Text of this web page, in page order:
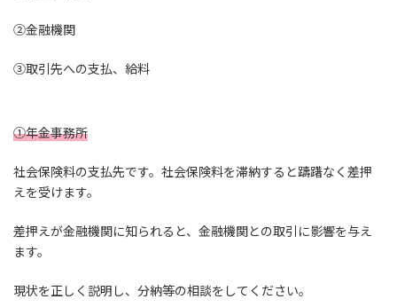
②金融機関
③取引先への支払、給料
①年金事務所
社会保険料の支払先です。社会保険料を滞納すると躊躇なく差押
えを受けます。
差押えが金融機関に知られると、金融機関との取引に影響を与え
ます。
現状を正しく説明し、分納等の相談をしてください。